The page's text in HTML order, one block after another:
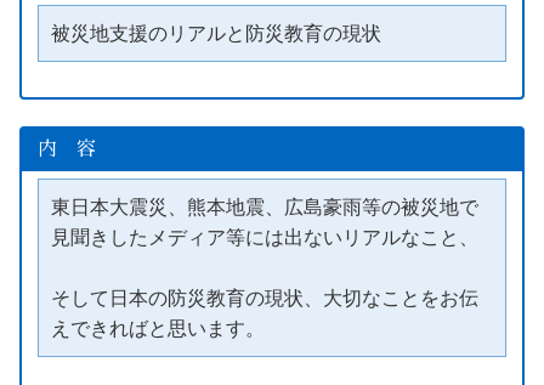
被災地支援のリアルと防災教育の現状
内 容
東日本大震災、熊本地震、広島豪雨等の被災地で
見聞きしたメディア等には出ないリアルなこと、
そして日本の防災教育の現状、大切なことをお伝
えできればと思います。